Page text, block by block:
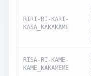
RIRI-RI-KARI-
KASA_KAKAKAME
RISA-RI-KAME-
KAME_KAKAMEME